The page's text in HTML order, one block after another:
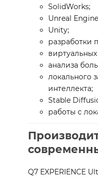
SolidWorks;
Unreal
Unity;
разработки
анализа
локального
интеллекта;
Stable
работы с
Q7 EXPERIENCE